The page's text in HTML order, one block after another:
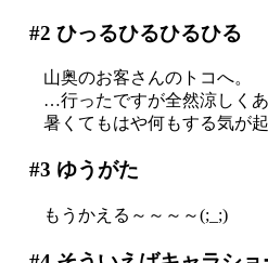
#2 ひっるひるひるひる
山奥のお客さんのトコへ。
…行ったですが全然涼しく
暑くてもはや何もする気が
#3 ゆうがた
もうかえる～～～～(;_;)